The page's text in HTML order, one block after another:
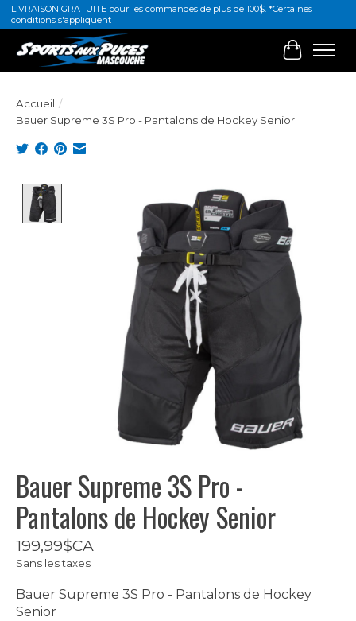
LIVRAISON GRATUITE pour les commandes de plus de 100$. *Certaines
conditions s'appliquent
Panier
Accueil /
Bauer Supreme 3S Pro - Pantalons de Hockey Senior
Product image slideshow Items
Bauer Supreme 3S Pro -
Pantalons de Hockey Senior
199,99$CA
Sans les taxes
Bauer Supreme 3S Pro - Pantalons de Hockey
Senior